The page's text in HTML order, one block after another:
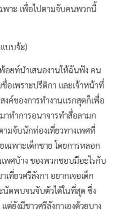
พาะ เพื่อไปตามจับคนพวกนี้
บบจ้ะ)
พ้อยท์นำเสนองานให้ฉันฟัง คน
อเพราะปรีติกา และเจ้าหน้าที่
ค์ของการทำงานแรกสุดก็เพื่อ
ทำการอนาจารทำสื่อลามก
ามจับนักท่องเที่ยวทางเพศที่
ฉพาะเด็กชาย โดยการหลอก
พศบ้าง ของพวกชอบมีอะไรกับ
เที่ยวศรีลังกา อยากเจอเด็ก
นัดพบจนจับตัวได้ในที่สุด ซึ่ง
ต่ยังมีชาวศรีลังกาเองด้วยบาง